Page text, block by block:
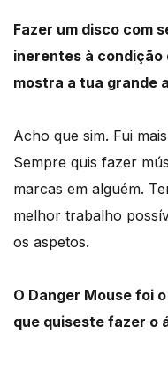
Fazer um disco com
inerentes à condição
mostra a tua grande
Acho que sim. Fui
Sempre quis fazer
marcas em alguém.
melhor trabalho
os aspetos.
O Danger Mouse foi
que quiseste fazer o